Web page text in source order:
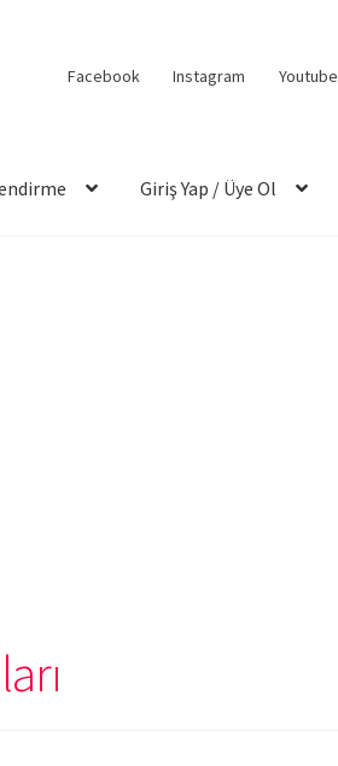
Facebook Instagram Youtube
Giriş Yap / Üye Ol